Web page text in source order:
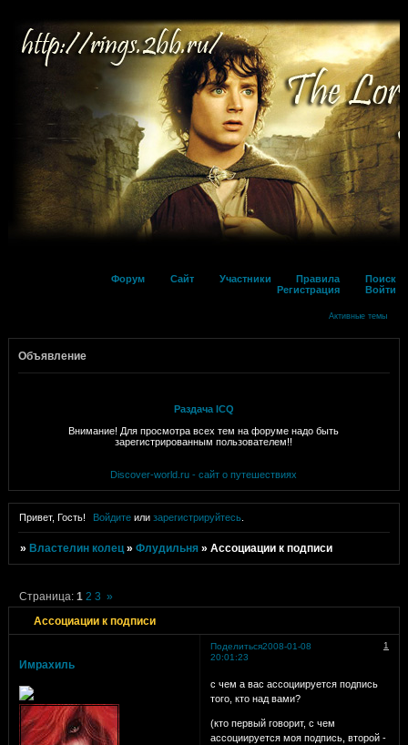
Форум Сайт Участники Правила
Поиск
Регистрация
Войти
Активные темы
Объявление
Раздача ICQ
Внимание! Для просмотра всех тем на форуме надо быть
зарегистрированным пользователем!!
Discover-world.ru - сайт о путешествиях
Привет, Гость! Войдите илизарегистрируйтесь
» Властелин колец »Флудильня »Ассоциации к подписи
Ассоциации к подписи
Страница:1 2 3 »
Поделиться 1
2008-01-08
20:01:23
Имрахиль
с чем а вас ассоциируется подпись
того, кто над вами?
(кто первый говорит, с чем
ассоциируется моя подпись, второй -